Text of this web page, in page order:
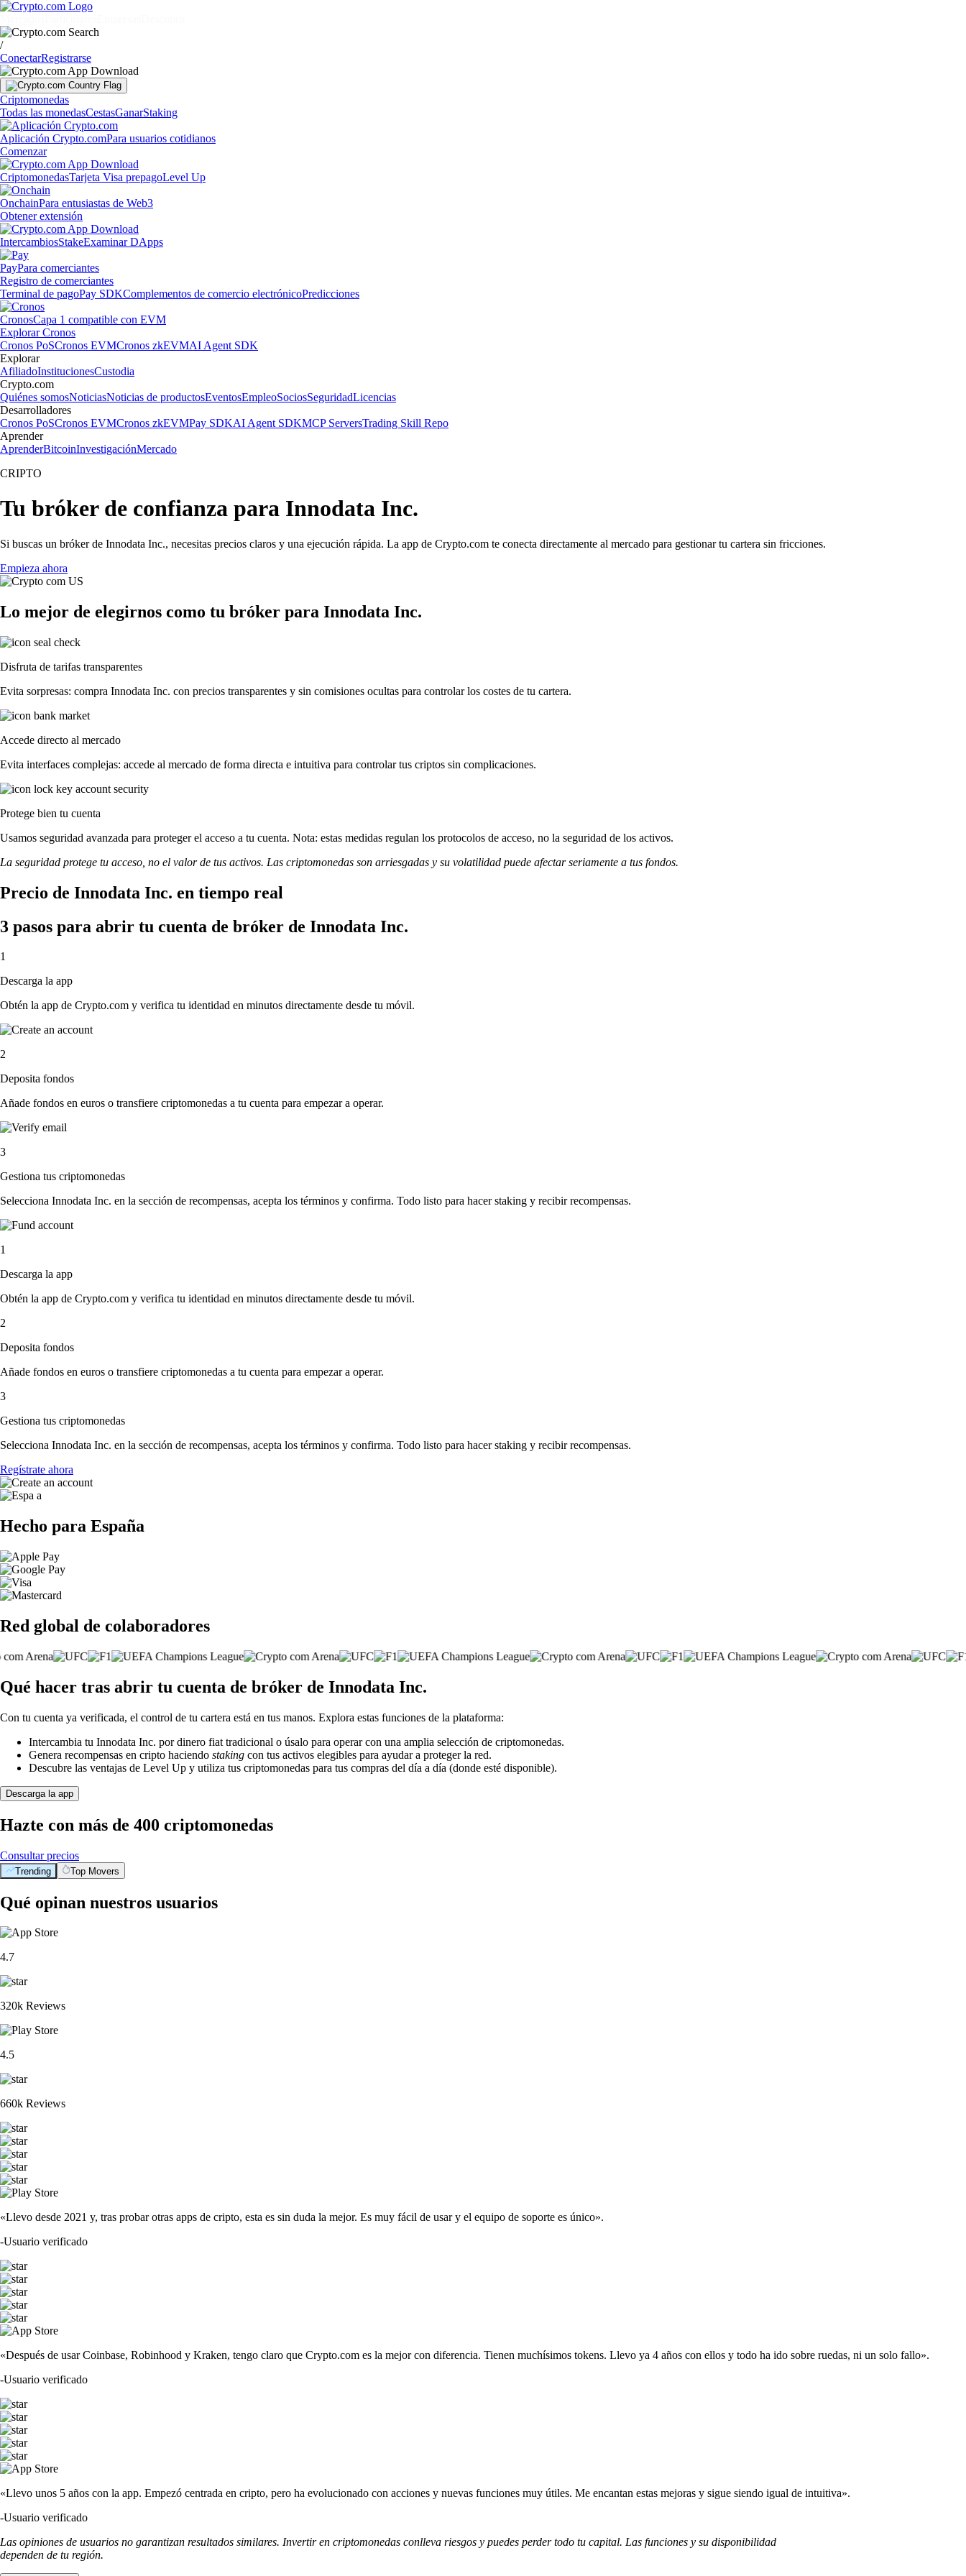
/
ConectarRegistrarse
Criptomonedas
Todas las monedasCestasGanarStaking
Aplicación Crypto.comPara usuarios cotidianos
Comenzar
CriptomonedasTarjeta Visa prepagoLevel Up
OnchainPara entusiastas de Web3
Obtener extensión
IntercambiosStakeExaminar DApps
PayPara comerciantes
Registro de comerciantes
Terminal de pagoPay SDKComplementos de comercio electrónicoPredicciones
CronosCapa 1 compatible con EVM
Explorar Cronos
Cronos PoSCronos EVMCronos zkEVMAI Agent SDK
Explorar
AfiliadoInstitucionesCustodia
Crypto.com
Quiénes somosNoticiasNoticias de productosEventosEmpleoSociosSeguridadLicencias
Desarrolladores
Cronos PoSCronos EVMCronos zkEVMPay SDKAI Agent SDKMCP ServersTrading Skill Repo
Aprender
AprenderBitcoinInvestigaciónMercado
CRIPTO
Tu bróker de confianza para Innodata Inc.
Si buscas un bróker de Innodata Inc., necesitas precios claros y una ejecución rápida. La app de Crypto.com te conecta directamente al mercado para gestionar tu cartera sin fricciones.
Empieza ahora
Lo mejor de elegirnos como tu bróker para Innodata Inc.
Disfruta de tarifas transparentes
Evita sorpresas: compra Innodata Inc. con precios transparentes y sin comisiones ocultas para controlar los costes de tu cartera.
Accede directo al mercado
Evita interfaces complejas: accede al mercado de forma directa e intuitiva para controlar tus criptos sin complicaciones.
Protege bien tu cuenta
Usamos seguridad avanzada para proteger el acceso a tu cuenta. Nota: estas medidas regulan los protocolos de acceso, no la seguridad de los activos.
La seguridad protege tu acceso, no el valor de tus activos. Las criptomonedas son arriesgadas y su volatilidad puede afectar seriamente a tus fondos.
Precio de Innodata Inc. en tiempo real
3 pasos para abrir tu cuenta de bróker de Innodata Inc.
1
Descarga la app
Obtén la app de Crypto.com y verifica tu identidad en minutos directamente desde tu móvil.
2
Deposita fondos
Añade fondos en euros o transfiere criptomonedas a tu cuenta para empezar a operar.
3
Gestiona tus criptomonedas
Selecciona Innodata Inc. en la sección de recompensas, acepta los términos y confirma. Todo listo para hacer staking y recibir recompensas.
1
Descarga la app
Obtén la app de Crypto.com y verifica tu identidad en minutos directamente desde tu móvil.
2
Deposita fondos
Añade fondos en euros o transfiere criptomonedas a tu cuenta para empezar a operar.
3
Gestiona tus criptomonedas
Selecciona Innodata Inc. en la sección de recompensas, acepta los términos y confirma. Todo listo para hacer staking y recibir recompensas.
Regístrate ahora
Hecho para España
Red global de colaboradores
Qué hacer tras abrir tu cuenta de bróker de Innodata Inc.
Con tu cuenta ya verificada, el control de tu cartera está en tus manos. Explora estas funciones de la plataforma:
Intercambia tu Innodata Inc. por dinero fiat tradicional o úsalo para operar con una amplia selección de criptomonedas.
Genera recompensas en cripto haciendo staking con tus activos elegibles para ayudar a proteger la red.
Descubre las ventajas de Level Up y utiliza tus criptomonedas para tus compras del día a día (donde esté disponible).
Descarga la app
Hazte con más de 400 criptomonedas
Consultar precios
Trending Top Movers
Qué opinan nuestros usuarios
4.7
320k Reviews
4.5
660k Reviews
«Llevo desde 2021 y, tras probar otras apps de cripto, esta es sin duda la mejor. Es muy fácil de usar y el equipo de soporte es único».
-Usuario verificado
«Después de usar Coinbase, Robinhood y Kraken, tengo claro que Crypto.com es la mejor con diferencia. Tienen muchísimos tokens. Llevo ya 4 años con ellos y todo ha ido sobre ruedas, ni un solo fallo».
-Usuario verificado
«Llevo unos 5 años con la app. Empezó centrada en cripto, pero ha evolucionado con acciones y nuevas funciones muy útiles. Me encantan estas mejoras y sigue siendo igual de intuitiva».
-Usuario verificado
Las opiniones de usuarios no garantizan resultados similares. Invertir en criptomonedas conlleva riesgos y puedes perder todo tu capital. Las funciones y su disponibilidad
dependen de tu región.